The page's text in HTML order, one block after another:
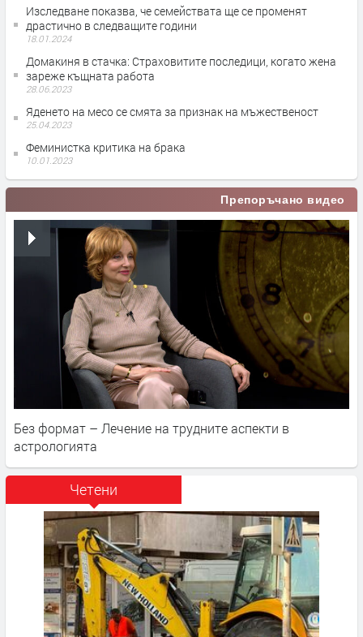
Изследване показва, че семействата ще се променят
драстично в следващите години
18.01.2024
Домакиня в стачка: Страховитите последици, когато жена
зареже къщната работа
28.06.2023
Яденето на месо се смята за признак на мъжественост
25.04.2023
Феминистка критика на брака
10.01.2023
Препоръчано видео
Без формат – Лечение на трудните аспекти в
астрологията
Четени